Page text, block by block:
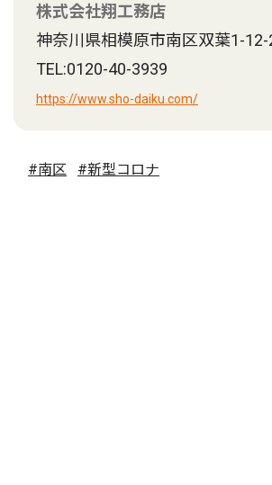
株式会社翔工務店
神奈川県相模原市南区双葉1-12-
TEL:0120-40-3939
https://www.sho-daiku.com/
#南区 #新型コロナ